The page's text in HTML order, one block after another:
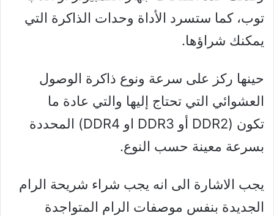
توب، كما ستسرد الأداة وحدات الذاكرة التي
يمكنك شراؤها.
حينها ركز على سرعة ونوع ذاكرة الوصول
العشوائي التي تحتاج إليها والتي عادة ما
تكون (DDR2 أو DDR3 او DDR4) المحددة
بسرعة معينة حسب النوع.
يجب الاشارة الى انه يجب شراء شريحة الرام
الجديدة بنفس موصفات الرام المتواجدة